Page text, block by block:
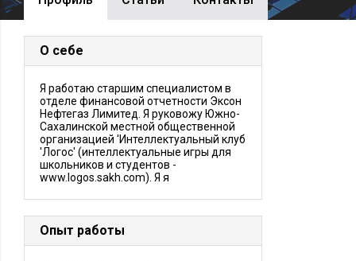
О себе
Я работаю старшим специалистом в
отделе финансовой отчетности Эксон
Нефтегаз Лимитед. Я руковожу Южно-
Сахалинской местной общественной
организацией 'Интеллектуальный клуб
'Логос' (интеллектуальные игры для
школьников и студентов -
www.logos.sakh.com). Я я
Опыт работы